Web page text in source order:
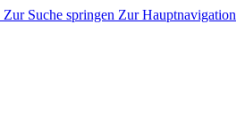
Zur Suche springen Zur Hauptnavigation